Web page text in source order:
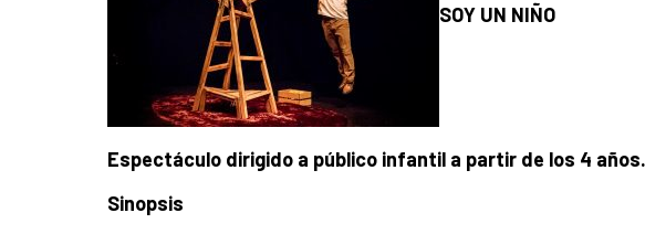
SOY UN NIÑO
Espectáculo dirigido a público infantil a partir de los 4 años.
Sinopsis